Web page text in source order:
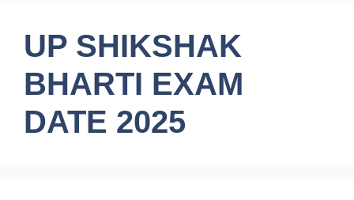
UP SHIKSHAK
BHARTI EXAM
DATE 2025